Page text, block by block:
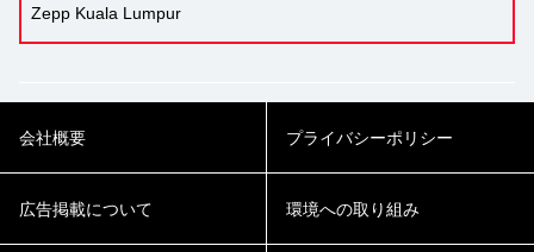
Zepp Kuala Lumpur
会社概要 プライバシーポリシー
広告掲載について 環境への取り組み